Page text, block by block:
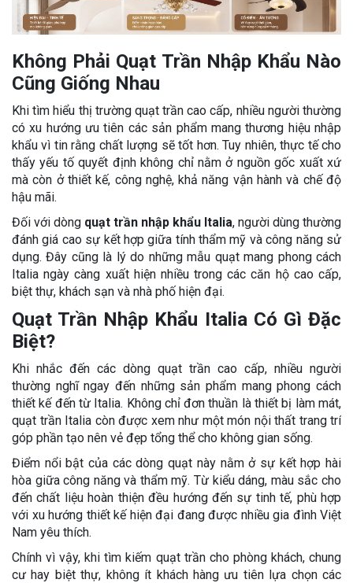
Không Phải Quạt Trần Nhập Khẩu Nào
Cũng Giống Nhau
Khi tìm hiểu thị trường quạt trần cao cấp, nhiều người thường
có xu hướng ưu tiên các sản phẩm mang thương hiệu nhập
khẩu vì tin rằng chất lượng sẽ tốt hơn. Tuy nhiên, thực tế cho
thấy yếu tố quyết định không chỉ nằm ở nguồn gốc xuất xứ
mà còn ở thiết kế, công nghệ, khả năng vận hành và chế độ
hậu mãi.
Đối với dòng quạt trần nhập khẩu Italia, người dùng thường
đánh giá cao sự kết hợp giữa tính thẩm mỹ và công năng sử
dụng. Đây cũng là lý do những mẫu quạt mang phong cách
Italia ngày càng xuất hiện nhiều trong các căn hộ cao cấp,
biệt thự, khách sạn và nhà phố hiện đại.
Quạt Trần Nhập Khẩu Italia Có Gì Đặc
Biệt?
Khi nhắc đến các dòng quạt trần cao cấp, nhiều người
thường nghĩ ngay đến những sản phẩm mang phong cách
thiết kế đến từ Italia. Không chỉ đơn thuần là thiết bị làm mát,
quạt trần Italia còn được xem như một món nội thất trang trí
góp phần tạo nên vẻ đẹp tổng thể cho không gian sống.
Điểm nổi bật của các dòng quạt này nằm ở sự kết hợp hài
hòa giữa công năng và thẩm mỹ. Từ kiểu dáng, màu sắc cho
đến chất liệu hoàn thiện đều hướng đến sự tinh tế, phù hợp
với xu hướng thiết kế hiện đại đang được nhiều gia đình Việt
Nam yêu thích.
Chính vì vậy, khi tìm kiếm quạt trần cho phòng khách, chung
cư hay biệt thự, không ít khách hàng ưu tiên lựa chọn các